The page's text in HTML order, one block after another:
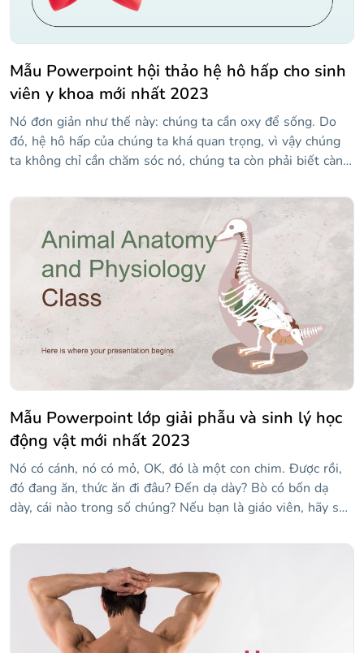
Mẫu Powerpoint hội thảo hệ hô hấp cho sinh
viên y khoa mới nhất 2023
Nó đơn giản như thế này: chúng ta cần oxy để sống. Do
đó, hệ hô hấp của chúng ta khá quan trọng, vì vậy chúng
ta không chỉ cần chăm sóc nó, chúng ta còn phải biết càng
bạn sẽ rất vui khi được tham dự các hội thảo hữu ích cho
việc học của bạn. Giáo viên cũng sẽ thấy mẫu này là một
nguồn tài nguyên tuyệt vời, vì nó cho phép họ giải thích
hệ hô hấp một cách trực quan. Thiết kế tập trung vào việc
sử dụng các gradient (từ trắng đến xanh nhạt, màu an
toàn), bố cục đơn giản và một số biểu tượng và hình minh
họa theo chủ đề sức khỏe. Chỉnh sửa nội dung là tùy
thuộc vào bạn!
Mẫu Powerpoint lớp giải phẫu và sinh lý học
động vật mới nhất 2023
Nó có cánh, nó có mỏ, OK, đó là một con chim. Được rồi,
đó đang ăn, thức ăn đi đâu? Đến dạ dày? Bò có bốn dạ
dày, cái nào trong số chúng? Nếu bạn là giáo viên, hãy sử
học động vật cho học sinh của bạn! Nó chứa một số hình
minh họa mà bạn có thể sử dụng ngay lập tức, vì chúng
chỉ ra các cơ quan hoặc bộ xương của một số động vật. Nó
cũng chứa các bảng, bản đồ và sơ đồ để làm cho mọi thứ
trực quan và dễ hiểu hơn.